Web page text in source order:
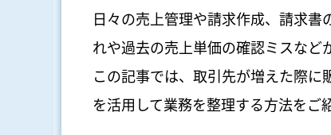
日々の売上管理や請求作成、請求
れや過去の売上単価の確認ミスなど
この記事では、取引先が増えた際に
を活用して業務を整理する方法をご